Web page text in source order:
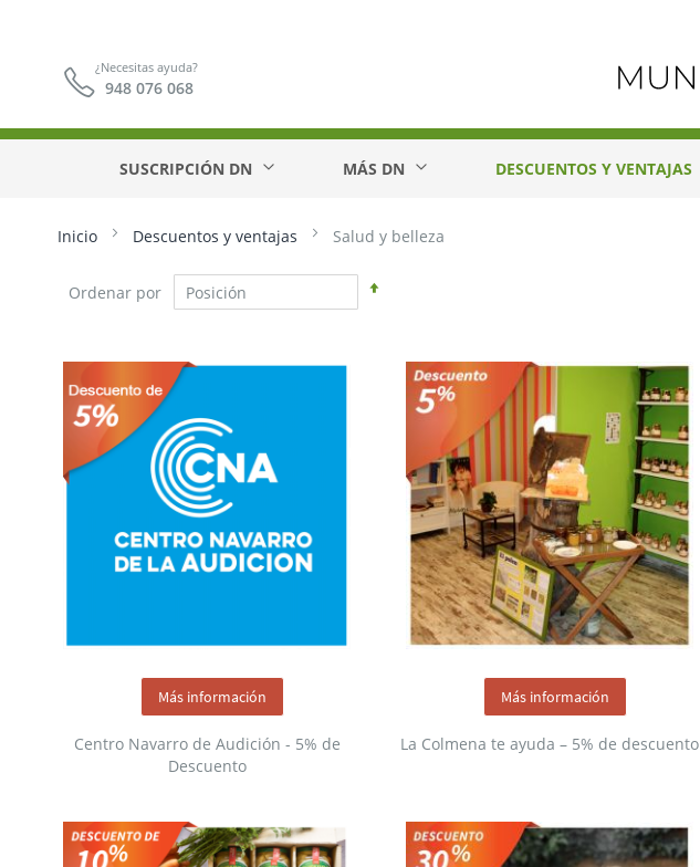
¿Necesitas ayuda?
948 076 068
SUSCRIPCIÓN DN MÁS DN DESCUENTOS Y VENTAJAS
Inicio Descuentos y ventajas Salud y belleza
Ordenar por
Centro Navarro de Audición - 5% de
Descuento
Más información
La Colmena te ayuda – 5% de descuento
Más información